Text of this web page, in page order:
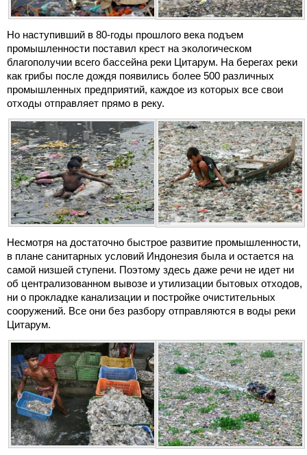
Но наступивший в 80-годы прошлого века подъем
промышленности поставил крест на экологическом
благополучии всего бассейна реки Цитарум. На берегах реки
как грибы после дождя появились более 500 различных
промышленных предприятий, каждое из которых все свои
отходы отправляет прямо в реку.
Несмотря на достаточно быстрое развитие промышленности,
в плане санитарных условий Индонезия была и остается на
самой низшей ступени. Поэтому здесь даже речи не идет ни
об централизованном вывозе и утилизации бытовых отходов,
ни о прокладке канализации и постройке очистительных
сооружений. Все они без разбору отправляются в воды реки
Цитарум.